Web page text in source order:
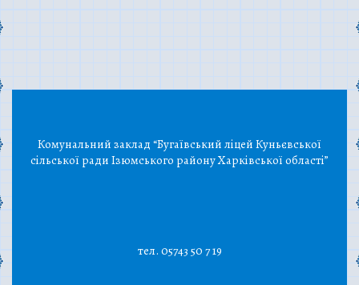
Комунальний заклад “Бугаївський ліцей Куньєвської
сільської ради Ізюмського району Харківської області”
тел. 05743 50 7 19